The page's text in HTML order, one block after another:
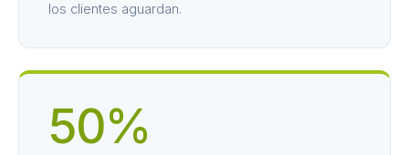
los clientes aguardan.
50%